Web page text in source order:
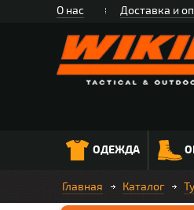
О нас Доставка и
ОДЕЖДА
Главная Каталог